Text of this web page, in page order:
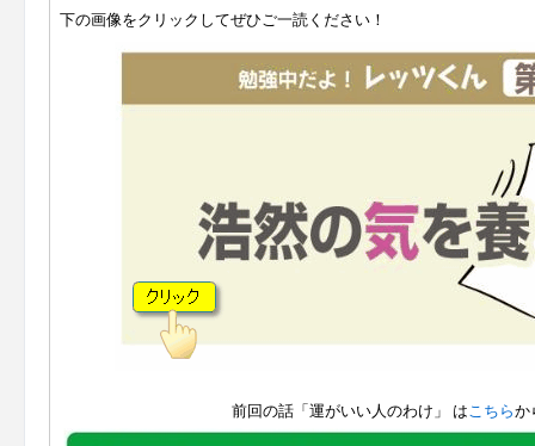
下の画像をクリックしてぜひご一読ください！
前回の話「運がいい人のわけ」 はこちらか